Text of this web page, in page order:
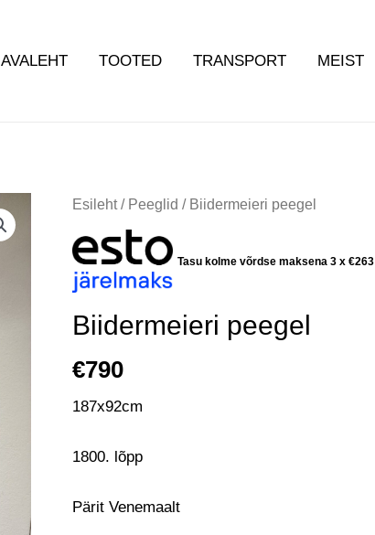
AVALEHT TOOTED TRANSPORT MEIST
Esileht/ Peeglid / Biidermeieri peegel
Tasu kolme võrdse maksena 3 x€263
Biidermeieri peegel
€790
187x92cm
1800. lõpp
Pärit Venemaalt
Biidermeieri
kogus